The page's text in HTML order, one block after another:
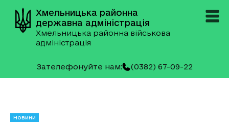
Хмельницька районна
державна адміністрація
Хмельницька районна військова
адміністрація
Зателефонуйте нам: (0382) 67-09-22
Новини